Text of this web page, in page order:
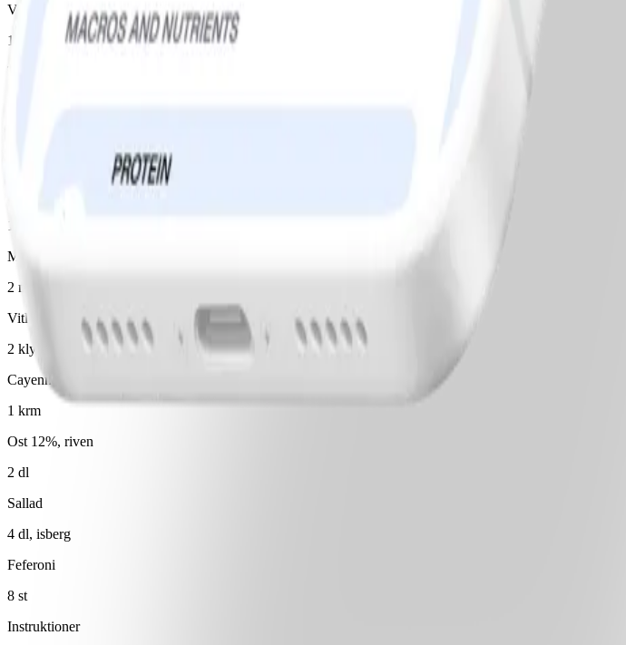
Vitlök
1 klyfta(or)
Tomatpuré
1½ dl
Majonnäs, lätt 30%
2 msk
Vitlök
2 klyfta(or)
Cayennepeppar
1 krm
Ost 12%, riven
2 dl
Sallad
4 dl, isberg
Feferoni
8 st
Instruktioner